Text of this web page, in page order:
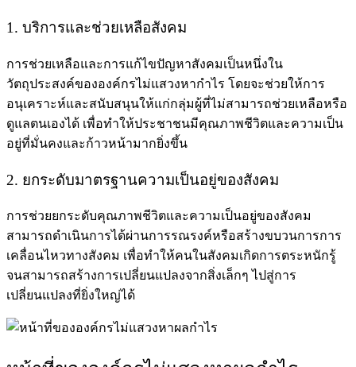
1. บริการและช่วยเหลือสังคม
การช่วยเหลือและการแก้ไขปัญหาสังคมเป็นหนึ่งใน
วัตถุประสงค์ขององค์กรไม่แสวงหากำไร โดยจะช่วยให้การ
อนุเคราะห์และสนับสนุนให้แก่กลุ่มผู้ที่ไม่สามารถช่วยเหลือหรือ
ดูแลตนเองได้ เพื่อทำให้ประชาชนมีคุณภาพชีวิตและความเป็น
อยู่ที่มั่นคงและก้าวหน้ามากยิ่งขึ้น
2. ยกระดับมาตรฐานความเป็นอยู่ของสังคม
การช่วยยกระดับคุณภาพชีวิตและความเป็นอยู่ของสังคม
สามารถดำเนินการได้ผ่านการรณรงค์หรือสร้างขบวนการการ
เคลื่อนไหวทางสังคม เพื่อทำให้คนในสังคมเกิดการตระหนักรู้
จนสามารถสร้างการเปลี่ยนแปลงจากสิ่งเล็กๆ ไปสู่การ
เปลี่ยนแปลงที่ยิ่งใหญ่ได้